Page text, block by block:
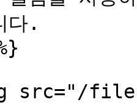
다.
src="/files/